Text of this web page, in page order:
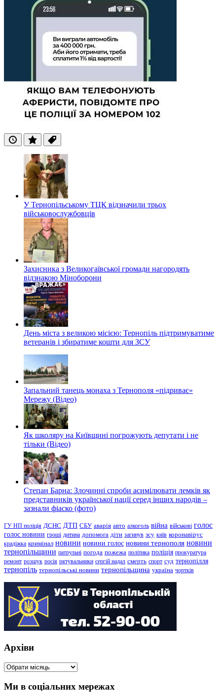
ОстанніПопулярні
Теги
У Тернопільському ТЦК відзначили трьох
військовослужбовців
Захисника з Великогаївської громади нагородять
відзнакою Міноборони
День міста з великою місією: Тернопіль підтримуватиме
ветеранів і збиратиме кошти для ЗСУ
Запальний танець монаха з Тернополя «підриває»
Мережу (Відео)
Як школяру на Київщині погрожують депутати і не
тільки (Відео)
Степан Барна: Злочинні спроби асимілювати лемків як
представників української нації серед інших народів –
зазнали фіаско (фото)
ГУ НП поліція ДСНС ДТП СБУ аварія авто алкоголь війна військові голос
голос новини гроші дитина допомога діти загинув зсу київ коронавірус
крадіжка кримінал новини новини голос новини тернополя новини
тернопільщини патрульні погода пожежа політика поліція прокуратура
ремонт розшук росія рятувальники сергій надал смерть спорт суд тернопілля
тернопіль тернопільські новини тернопільщина україна чортків
Архіви
Архіви
Ми в соціальних мережах